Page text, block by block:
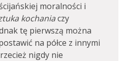
moralności i
kochaniaczy
tę pierwszą można
na półce z innymi
nigdy nie